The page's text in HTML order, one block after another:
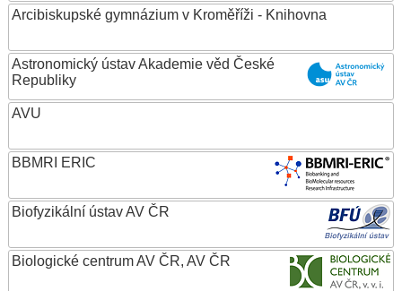
Arcibiskupské gymnázium v Kroměříži - Knihovna
Astronomický ústav Akademie věd České
Republiky
AVU
BBMRI ERIC
Biofyzikální ústav AV ČR
Biologické centrum AV ČR, AV ČR